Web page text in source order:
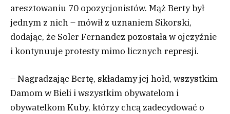
aresztowaniu 70 opozycjonistów. Mąż Berty był
jednym z nich – mówił z uznaniem Sikorski,
dodając, że Soler Fernandez pozostała w ojczyźnie
i kontynuuje protesty mimo licznych represji.
– Nagradzając Bertę, składamy jej hołd, wszystkim
Damom w Bieli i wszystkim obywatelom i
obywatelkom Kuby, którzy chcą zadecydować o